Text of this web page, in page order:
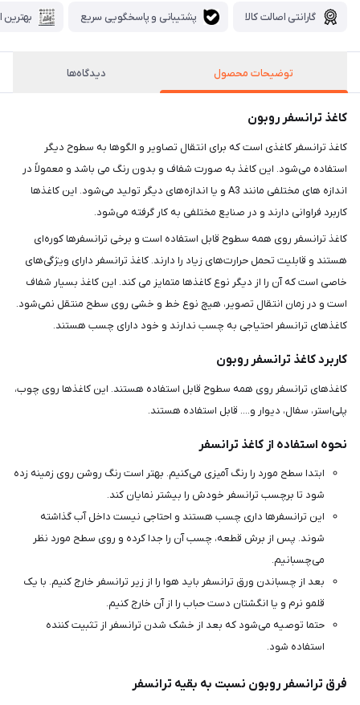
گارانتی اصالت کالا پشتیبانی و پاسخگویی سریع بهترین
توضیحات محصول دیدگاه‌ها
کاغذ ترانسفر روبون
کاغذ ترانسفر کاغذی است که برای انتقال تصاویر و الگوها به سطوح دیگر
استفاده می‌شود. این کاغذ به صورت شفاف و بدون رنگ می باشد و معمولاً در
اندازه های مختلفی مانند A3 و یا اندازه‌های دیگر تولید می‌شود. این کاغذها
کاربرد فراوانی دارند و در صنایع مختلفی به کار گرفته می‌شود.
کاغذ ترانسفر روی همه سطوح قابل استفاده است و برخی ترانسفرها کوره‌ای
هستند و قابلیت تحمل حرارت‌های زیاد را دارند. کاغذ ترانسفر دارای ویژگی‌های
خاصی است که آن را از دیگر نوع کاغذها متمایز می کند. این کاغذ بسیار شفاف
است و در زمان انتقال تصویر، هیچ نوع خط و خشی روی سطح منتقل نمی‌شود.
کاغذهای ترانسفر احتیاجی به چسب ندارند و خود دارای چسب هستند.
کاربرد کاغذ ترانسفر روبون
کاغذهای ترانسفر روی همه سطوح قابل استفاده هستند. این کاغذها روی چوب،
پلی‌استر، سفال، دیوار و.... قابل استفاده هستند.
نحوه استفاده از کاغذ ترانسفر
ابتدا سطح مورد را رنگ آمیزی می‌کنیم. بهتر است رنگ روشن روی زمینه زده
شود تا برچسب ترانسفر خودش را بیشتر نمایان کند.
این ترانسفرها داری چسب هستند و احتاجی نیست داخل آب گذاشته
شوند. پس از برش قطعه، چسب آن را جدا کرده و روی سطح مورد نظر
می‌چسبانیم.
بعد از چسباندن ورق ترانسفر باید هوا را از زیر ترانسفر خارج کنیم. با یک
قلمو نرم و یا انگشتان دست حباب را از آن خارج کنیم.
حتما توصیه می‌شود که بعد از خشک شدن ترانسفر از تثبیت کننده
استفاده شود.
فرق ترانسفر روبون نسبت به بقیه ترانسفر